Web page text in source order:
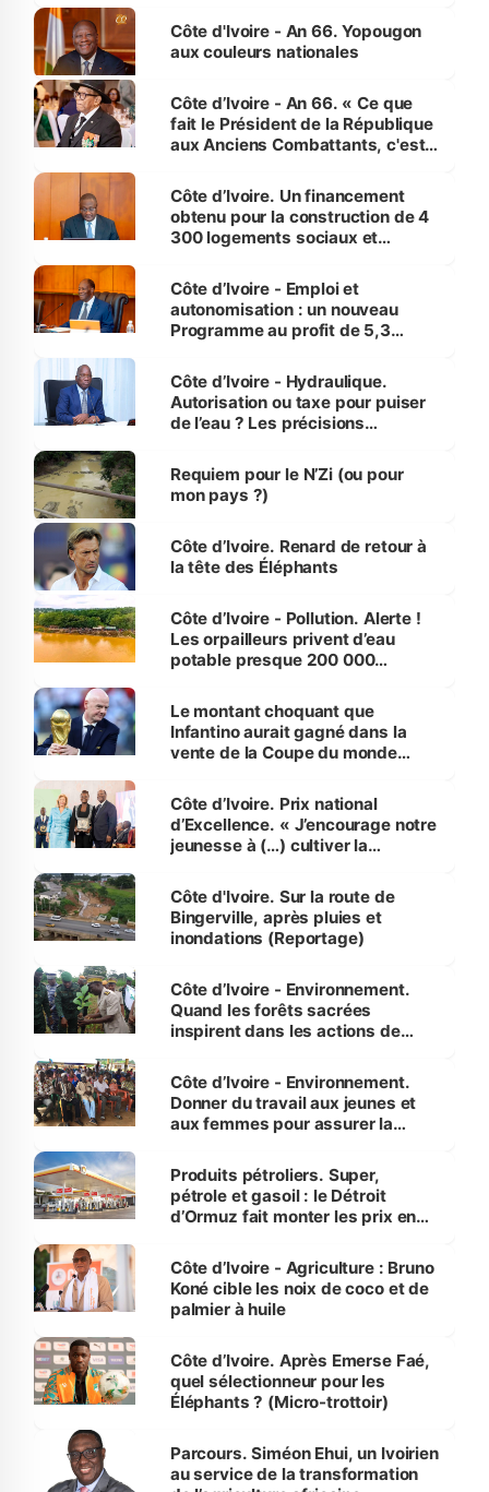
l'Etat de droit pour préserver les
vies humaines »
Côte d'Ivoire - An 66. Yopougon
aux couleurs nationales
Côte d’Ivoire - An 66. « Ce que
fait le Président de la République
aux Anciens Combattants, c'est
Côte d’Ivoire. Un financement
obtenu pour la construction de 4
300 logements sociaux et
et Yamoussoukro
Côte d’Ivoire - Emploi et
autonomisation : un nouveau
Programme au profit de 5,3
Côte d’Ivoire - Hydraulique.
Autorisation ou taxe pour puiser
de l’eau ? Les précisions
Requiem pour le N’Zi (ou pour
mon pays ?)
Côte d’Ivoire. Renard de retour à
la tête des Éléphants
Côte d’Ivoire - Pollution. Alerte !
Les orpailleurs privent d’eau
potable presque 200 000
Le montant choquant que
Infantino aurait gagné dans la
vente de la Coupe du monde
Côte d’Ivoire. Prix national
d’Excellence. « J’encourage notre
jeunesse à (…) cultiver la
(Alassane Ouattara
Côte d'Ivoire. Sur la route de
Bingerville, après pluies et
inondations (Reportage)
Côte d’Ivoire - Environnement.
Quand les forêts sacrées
inspirent dans les actions de
Côte d’Ivoire - Environnement.
Donner du travail aux jeunes et
aux femmes pour assurer la
menacées
Produits pétroliers. Super,
pétrole et gasoil : le Détroit
d’Ormuz fait monter les prix en
Côte d’Ivoire - Agriculture : Bruno
Koné cible les noix de coco et de
palmier à huile
Côte d’Ivoire. Après Emerse Faé,
quel sélectionneur pour les
Éléphants ? (Micro-trottoir)
Parcours. Siméon Ehui, un Ivoirien
au service de la transformation